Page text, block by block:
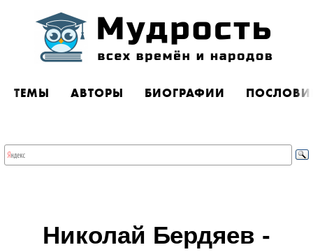
ТЕМЫ АВТОРЫ БИОГРАФИИ
Николай Бердяев -